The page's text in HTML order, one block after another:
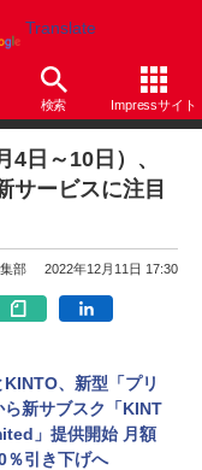
Translate
検索 Impressサイト
日～10日）、
サービスに注目
部 2022年12月11日 17:30
KINTO、新型「プリ
ら新サブスク「KINT
」提供開始 月額
％引き下げへ